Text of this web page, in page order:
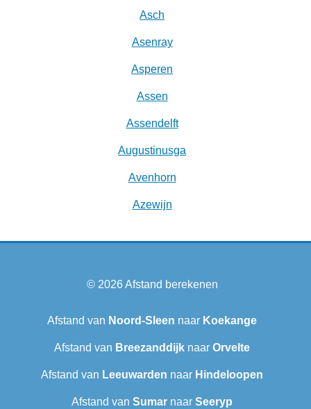
Asch
Asenray
Asperen
Assen
Assendelft
Augustinusga
Avenhorn
Azewijn
© 2026Afstand berekenen
Afstand van Noord-Sleen naar Koekange
Afstand van Breezanddijk naar Orvelte
Afstand van Leeuwarden naar Hindeloopen
Afstand van Sumar naar Seeryp